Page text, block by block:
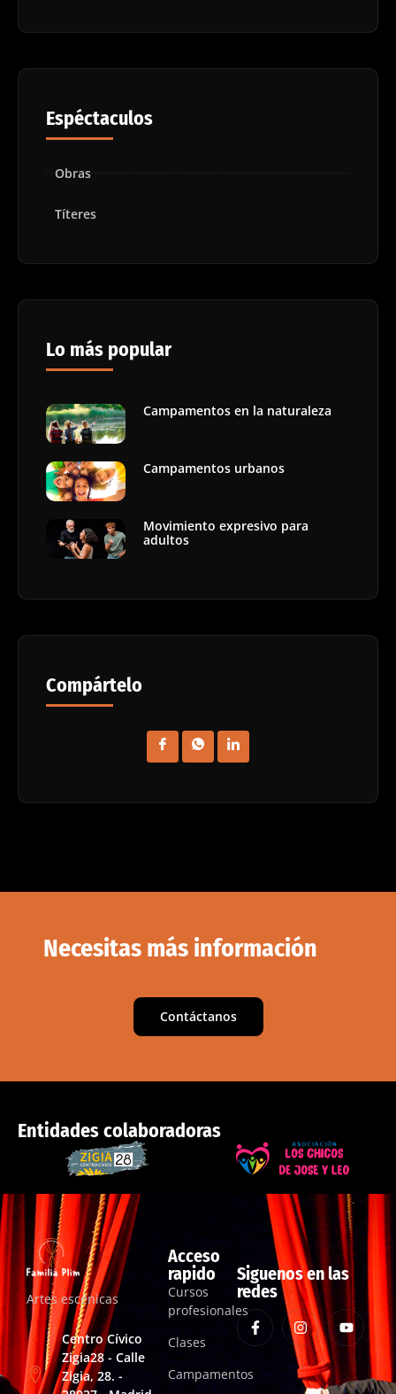
Espéctaculos
Obras
Títeres
Lo más popular
Campamentos en la naturaleza
Campamentos urbanos
Movimiento expresivo para
adultos
Compártelo
Necesitas más información
Contáctanos
Entidades colaboradoras
Artes escénicas
Centro Cívico
Zigia28 - Calle
Zigia, 28. -
Acceso
rapido
Cursos
profesionales
Clases
Campamentos
Siguenos en las
redes